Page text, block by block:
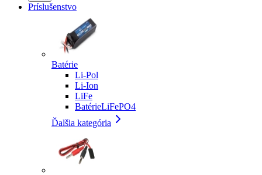
Príslušenstvo
Batérie
Li-Pol
Li-Ion
LiFe
BatérieLiFePO4
Ďalšia kategória